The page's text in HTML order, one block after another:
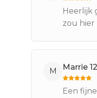
Heerlijk
zou
M Marrie
Een